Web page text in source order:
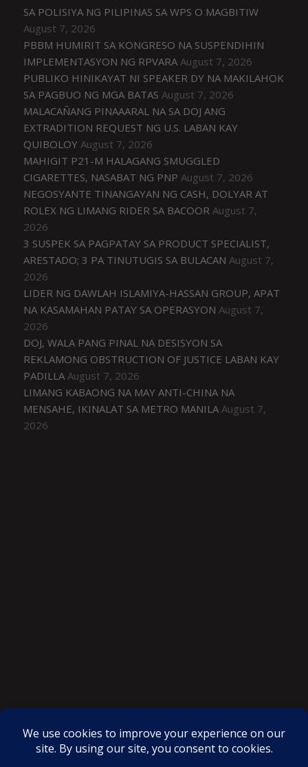
SA POLISIYA NG PILIPINAS SA WPS O MAGBITIW
August 7, 2026
PBBM HUMIRIT SA KONGRESO NA SUSPENDIHIN
IMPLEMENTASYON NG RPVARA August 7, 2026
PUBLIKO HINIKAYAT NI SPEAKER DY NA MAKILAHOK
SA PAGBUO NG MGA BATAS August 7, 2026
MALACAÑANG PINAAARAL NA SA DOJ ANG
EXTRADITION REQUEST NG U.S. LABAN KAY
QUIBOLOY August 7, 2026
MAHIGIT P21-M HALAGANG SMUGGLED
CIGARETTES, NASABAT NG PNP August 7, 2026
NEGOSYANTE TINANGAYAN NG CASH, DOLYAR AT
ROLEX NG LIMANG RIDER SA BACOOR August 7,
2026
3 SUSPEK SA PAGPATAY SA PRODUCT SPECIALIST,
ARESTADO; 3 PA TINUTUGIS SA BULACAN August 7,
2026
LIDER NG DAWLAH ISLAMIYA-HASSAN GROUP, APAT
NA KASAMAHAN PATAY SA OPERASYON August 7,
2026
DOJ, WALA PANG PINAL NA DESISYON SA
REKLAMONG OBSTRUCTION OF JUSTICE LABAN KAY
PADILLA August 7, 2026
LIMANG KABAONG NA MAY ANTI-CHINA NA
MENSAHE, IKINALAT SA METRO MANILA August 7,
2026